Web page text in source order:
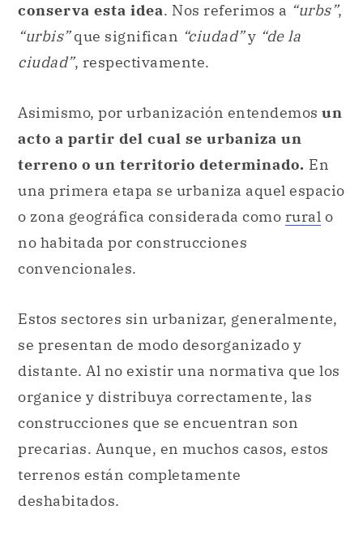
conserva esta idea. Nos referimos a “urbs”,
“urbis”que significan “ciudad”y “de la
ciudad”, respectivamente.
Asimismo, por urbanización entendemos un
acto a partir del cual se urbaniza un
terreno o un territorio determinado. En
una primera etapa se urbaniza aquel espacio
o zona geográfica considerada como rural o
no habitada por construcciones
convencionales.
Estos sectores sin urbanizar, generalmente,
se presentan de modo desorganizado y
distante. Al no existir una normativa que los
organice y distribuya correctamente, las
construcciones que se encuentran son
precarias. Aunque, en muchos casos, estos
terrenos están completamente
deshabitados.